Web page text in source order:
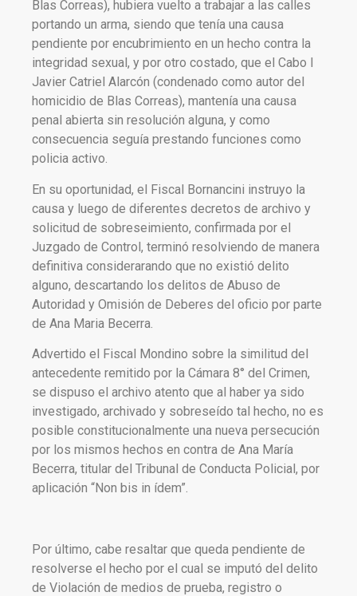
Blas Correas), hubiera vuelto a trabajar a las calles
portando un arma, siendo que tenía una causa
pendiente por encubrimiento en un hecho contra la
integridad sexual, y por otro costado, que el Cabo I
Javier Catriel Alarcón (condenado como autor del
homicidio de Blas Correas), mantenía una causa
penal abierta sin resolución alguna, y como
consecuencia seguía prestando funciones como
policia activo.
En su oportunidad, el Fiscal Bornancini instruyo la
causa y luego de diferentes decretos de archivo y
solicitud de sobreseimiento, confirmada por el
Juzgado de Control, terminó resolviendo de manera
definitiva considerarando que no existió delito
alguno, descartando los delitos de Abuso de
Autoridad y Omisión de Deberes del oficio por parte
de Ana Maria Becerra.
Advertido el Fiscal Mondino sobre la similitud del
antecedente remitido por la Cámara 8° del Crimen,
se dispuso el archivo atento que al haber ya sido
investigado, archivado y sobreseído tal hecho, no es
posible constitucionalmente una nueva persecución
por los mismos hechos en contra de Ana María
Becerra, titular del Tribunal de Conducta Policial, por
aplicación “Non bis in ídem”.
Por último, cabe resaltar que queda pendiente de
resolverse el hecho por el cual se imputó del delito
de Violación de medios de prueba, registro o